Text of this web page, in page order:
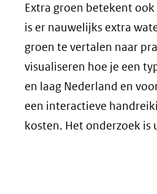
Extra groen betekent
is er nauwelijks extra
groen te vertalen naar
visualiseren hoe je een
en laag Nederland en
een interactieve
kosten. Het onderzoek